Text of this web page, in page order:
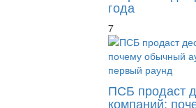
года
7
ПСБ продаст
компаний: